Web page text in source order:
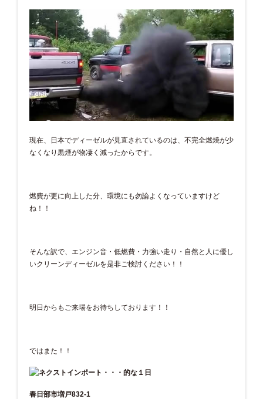
現在、日本でディーゼルが見直されているのは、不完全燃焼が少
なくなり黒煙が物凄く減ったからです。
燃費が更に向上した分、環境にも勿論よくなっていますけど
ね！！
そんな訳で、エンジン音・低燃費・力強い走り・自然と人に優し
いクリーンディーゼルを是非ご検討ください！！
明日からもご来場をお待ちしております！！
ではまた！！
春日部市増戸832-1